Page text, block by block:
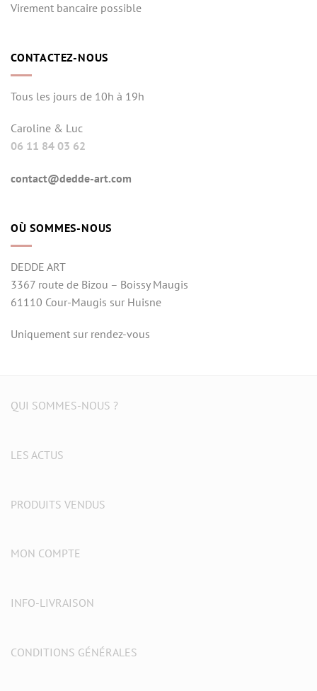
Virement bancaire possible
CONTACTEZ-NOUS
Tous les jours de 10h à 19h
Caroline & Luc
06 11 84 03 62
contact@dedde-art.com
OÙ SOMMES-NOUS
DEDDE ART
3367 route de Bizou – Boissy Maugis
61110 Cour-Maugis sur Huisne
Uniquement sur rendez-vous
QUI SOMMES-NOUS ?
LES ACTUS
PRODUITS VENDUS
MON COMPTE
INFO-LIVRAISON
CONDITIONS GÉNÉRALES